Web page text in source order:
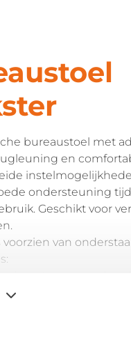
bureaustoel met
en
ondersteuning
Geschikt voor
voorzien van
van hoogwaardig PU